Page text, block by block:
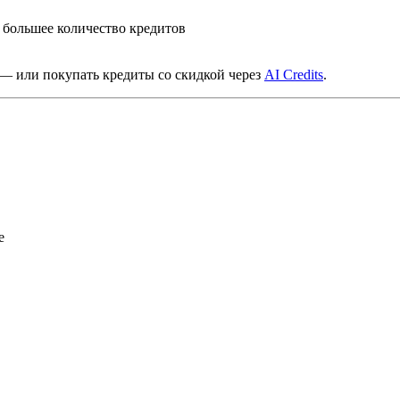
количество кредитов
или покупать кредиты со скидкой через AI Credits.